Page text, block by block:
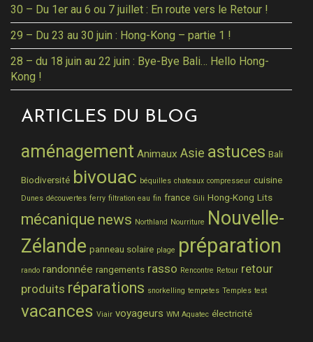
30 – Du 1er au 6 ou 7 juillet : En route vers le Retour !
29 – Du 23 au 30 juin : Hong-Kong – partie 1 !
28 – du 18 juin au 22 juin : Bye-Bye Bali… Hello Hong-
Kong !
ARTICLES DU BLOG
aménagement Animaux Asie astuces Bali
Biodiversité bivouac béquilles chateaux compresseur cuisine
Dunes découvertes ferry filtration eau fin france Gili Hong-Kong Lits
mécanique news Northland Nourriture Nouvelle-
Zélande panneau solaire plage préparation
rando randonnée rangements rasso Rencontre Retour retour
produits réparations snorkelling tempetes Temples test
vacances Viair voyageurs WM Aquatec électricité